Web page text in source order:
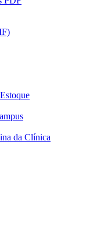
da Clínica